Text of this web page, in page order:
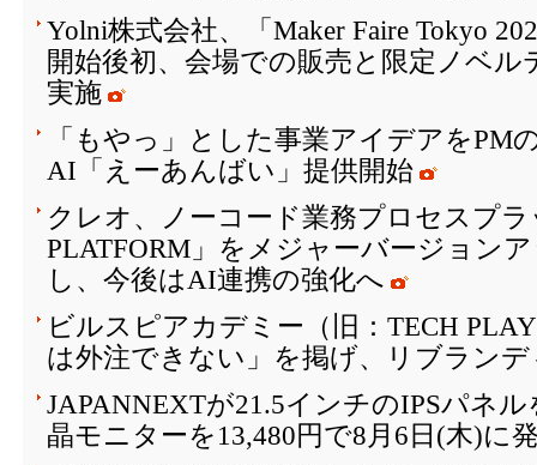
Yolni株式会社、「Maker Faire Tokyo
開始後初、会場での販売と限定ノベ
実施
「もやっ」とした事業アイデアをPM
AI「えーあんばい」提供開始
クレオ、ノーコード業務プロセスプ
PLATFORM」をメジャーバージョン
し、今後はAI連携の強化へ
ビルスピアカデミー（旧：TECH
は外注できない」を掲げ、リブラン
JAPANNEXTが21.5インチのIPSパネ
晶モニターを13,480円で8月6日(木)に